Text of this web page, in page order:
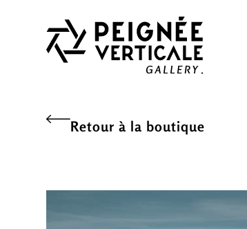
Retour à la boutique